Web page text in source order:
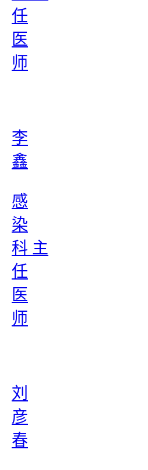
任
医
师
李
鑫
感
染
科 主
任
医
师
刘
彦
春